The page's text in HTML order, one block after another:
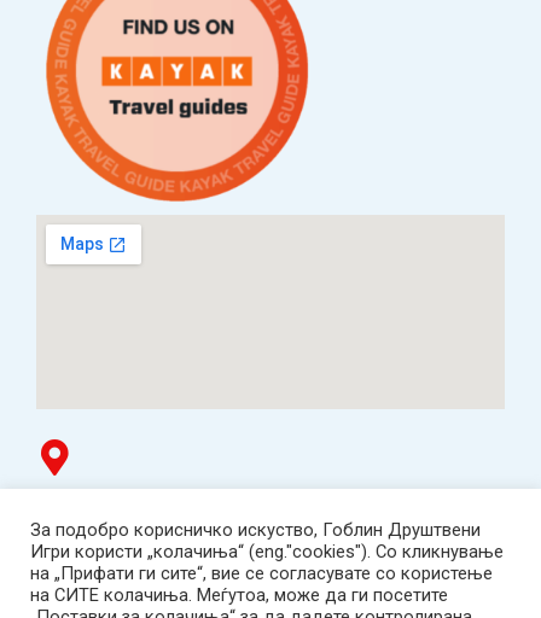
Наши партнери
ТЦ Буњаковец - 1. кат, Скопје.
Tел: 078 669 482
Работно време: пон-пет 12:00-19:00 /саб 12:00-17:00
2001-2026 Goblin Games, All Rights Reserved.
За подобро корисничко искуство, Гоблин Друштвени
Игри користи „колачиња“ (eng."cookies"). Со кликнување
на „Прифати ги сите“, вие се согласувате со користење
на СИТЕ колачиња. Меѓутоа, може да ги посетите